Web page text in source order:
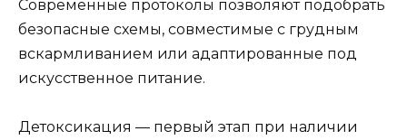
Современные протоколы позволяют подобрать
безопасные схемы, совместимые с грудным
вскармливанием или адаптированные под
искусственное питание.
Детоксикация — первый этап при наличии